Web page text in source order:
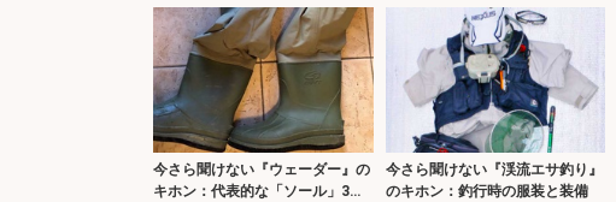
今さら聞けない『ウェーダー』の
キホン：代表的な「ソール」3種
今さら聞けない『渓流エサ釣り』
のキホン：釣行時の服装と装備